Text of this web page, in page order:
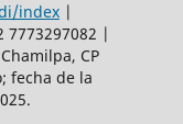
index|
7773297082 |
CP
fecha de la